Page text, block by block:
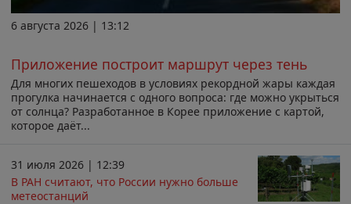
6 августа 2026 | 13:12
Приложение построит маршрут через тень
Для многих пешеходов в условиях рекордной жары каждая
прогулка начинается с одного вопроса: где можно укрыться
от солнца? Разработанное в Корее приложение с картой,
которое даёт...
31 июля 2026 | 12:39
В РАН считают, что России нужно больше
метеостанций